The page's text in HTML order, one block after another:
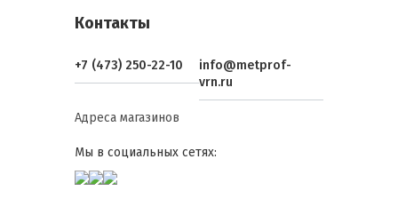
Контакты
+7 (473) 250-22-10
info@metprof-
vrn.ru
Адреса магазинов
Мы в социальных сетях: